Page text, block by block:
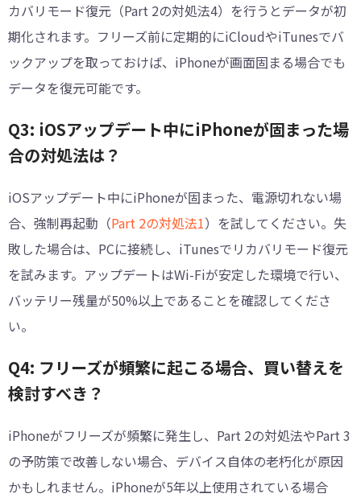
カバリモード復元（Part 2の対処法4）を行うとデータが初
期化されます。フリーズ前に定期的にiCloudやiTunesでバ
ックアップを取っておけば、iPhoneが画面固まる場合でも
データを復元可能です。
Q3: iOSアップデート中にiPhoneが固まった場
合の対処法は？
iOSアップデート中にiPhoneが固まった、電源切れない場
合、強制再起動（Part 2の対処法1）を試してください。失
敗した場合は、PCに接続し、iTunesでリカバリモード復元
を試みます。アップデートはWi-Fiが安定した環境で行い、
バッテリー残量が50%以上であることを確認してくださ
い。
Q4: フリーズが頻繁に起こる場合、買い替えを
検討すべき？
iPhoneがフリーズが頻繁に発生し、Part 2の対処法やPart 3
の予防策で改善しない場合、デバイス自体の老朽化が原因
かもしれません。iPhoneが5年以上使用されている場合